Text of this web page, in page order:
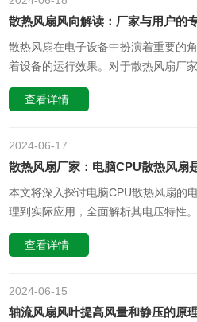
散热风扇风向解读：厂家与用户的
散热风扇在电子设备中扮演着重要的
着设备的运行效果。对于散热风扇厂
优化产品设计是至关重要的。本文将
并探讨其对于产品性能和用户体验的
散热效率和噪音水平，……
查看详情
17
2024-06
散热风扇厂家：电脑CPU散热风扇
本文将深入探讨电脑CPU散热风扇的
理到实际应用，全面解析其电压特性
却至关重要的领域，希望对您有所帮
风扇是一种用于计算机硬件散热的装
所需的电流强度，……
查看详情
15
2024-06
轴流风扇风叶提高风量和静压的原